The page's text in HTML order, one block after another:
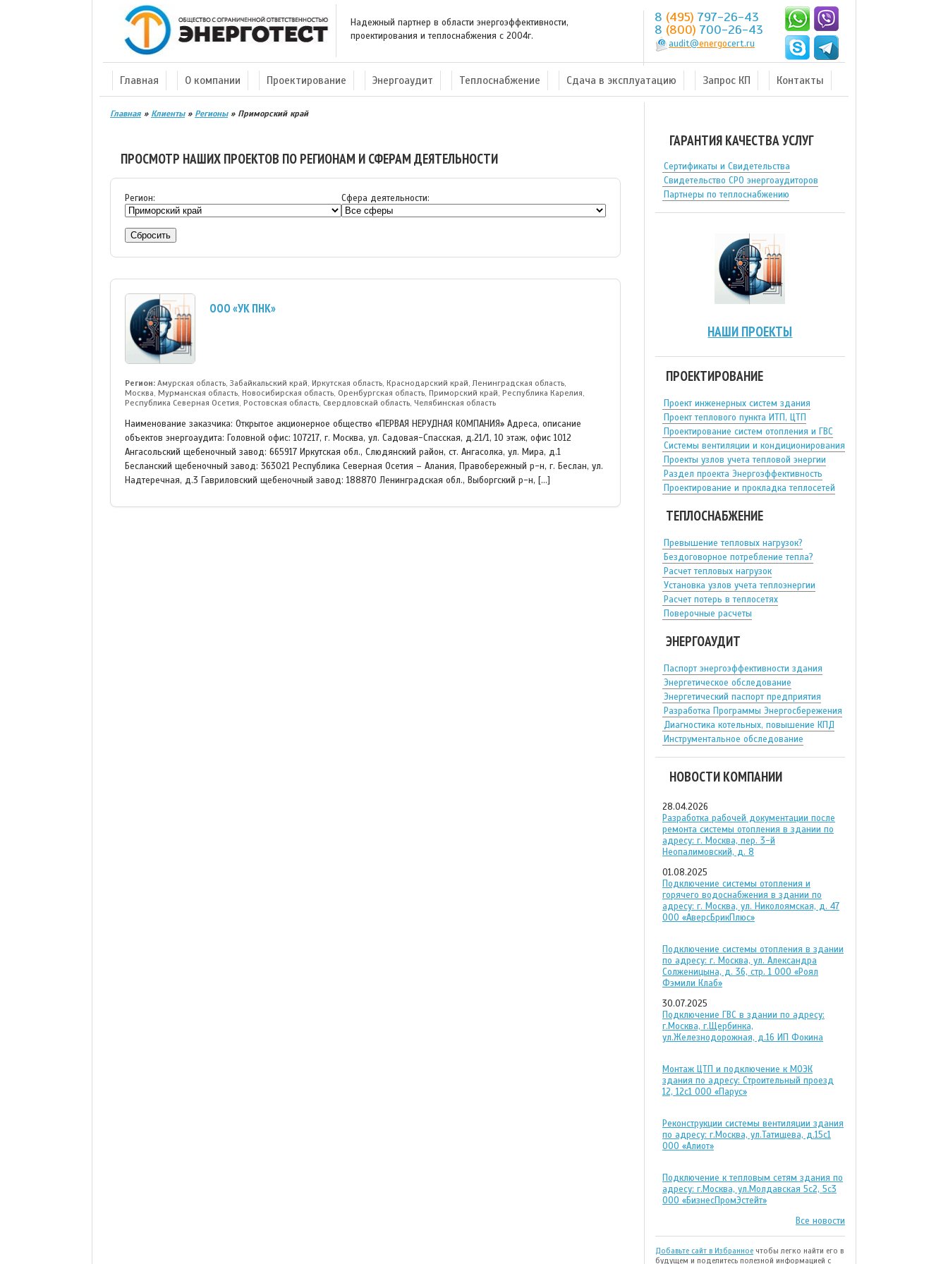
Надежный партнер в области энергоэффективности,
проектирования и теплоснабжения с 2004г.
8 (495) 797-26-43
8 (800) 700-26-43
audit@energocert.ru
Главная О компании Проектирование Энергоаудит Теплоснабжение Сдача в эксплуатацию Запрос КП Контакты
Главная » Клиенты» Регионы» Приморский край
ПРОСМОТР НАШИХ ПРОЕКТОВ ПО РЕГИОНАМ И СФЕРАМ ДЕЯТЕЛЬНОСТИ
Регион: Сфера деятельности:
Сбросить
ООО «УК ПНК»
Регион: Амурская область, Забайкальский край, Иркутская область, Краснодарский край, Ленинградская область,
Москва, Мурманская область, Новосибирская область, Оренбургская область, Приморский край, Республика Карелия,
Республика Северная Осетия, Ростовская область, Свердловскай область, Челябинская область
Наименование заказчика: Открытое акционерное общество «ПЕРВАЯ НЕРУДНАЯ КОМПАНИЯ» Адреса, описание
объектов энергоаудита: Головной офис: 107217, г. Москва, ул. Садовая-Спасская, д.21/1, 10 этаж, офис 1012
Ангасольский щебеночный завод: 665917 Иркутская обл., Слюдянский район, ст. Ангасолка, ул. Мира, д.1
Бесланский щебеночный завод: 363021 Республика Северная Осетия – Алания, Правобережный р-н, г. Беслан, ул.
Надтеречная, д.3 Гавриловский щебеночный завод: 188870 Ленинградская обл., Выборгский р-н, […]
ГАРАНТИЯ КАЧЕСТВА УСЛУГ
Сертификаты и Свидетельства
Свидетельство СРО энергоаудиторов
Партнеры по теплоснабжению
НАШИ ПРОЕКТЫ
ПРОЕКТИРОВАНИЕ
Проект инженерных систем здания
Проект теплового пункта ИТП, ЦТП
Проектирование систем отопления и ГВС
Системы вентиляции и кондиционирования
Проекты узлов учета тепловой энергии
Раздел проекта Энергоэффективность
Проектирование и прокладка теплосетей
ТЕПЛОСНАБЖЕНИЕ
Превышение тепловых нагрузок?
Бездоговорное потребление тепла?
Расчет тепловых нагрузок
Установка узлов учета теплоэнергии
Расчет потерь в теплосетях
Поверочные расчеты
ЭНЕРГОАУДИТ
Паспорт энергоэффективности здания
Энергетическое обследование
Энергетический паспорт предприятия
Разработка Программы Энергосбережения
Диагностика котельных, повышение КПД
Инструментальное обследование
НОВОСТИ КОМПАНИИ
28.04.2026
Разработка рабочей документации после
ремонта системы отопления в здании по
адресу: г. Москва, пер. 3-й
Неопалимовский, д. 8
01.08.2025
Подключение системы отопления и
горячего водоснабжения в здании по
адресу: г. Москва, ул. Николоямская, д. 47
ООО «АверсБрикПлюс»
Подключение системы отопления в здании
по адресу: г. Москва, ул. Александра
Солженицына, д. 36, стр. 1 ООО «Роял
Фэмили Клаб»
30.07.2025
Подключение ГВС в здании по адресу:
г.Москва, г.Щербинка,
ул.Железнодорожная, д.16 ИП Фокина
Монтаж ЦТП и подключение к МОЭК
здания по адресу: Строительный проезд
12, 12с1 ООО «Парус»
Реконструкции системы вентиляции здания
по адресу: г.Москва, ул.Татищева, д.15с1
ООО «Алиот»
Подключение к тепловым сетям здания по
адресу: г.Москва, ул.Молдавская 5с2, 5с3
ООО «БизнесПромЭстейт»
Все новости
Добавьте сайт в Избранноечтобы легко найти его в
будущем и поделитесь полезной информацией с